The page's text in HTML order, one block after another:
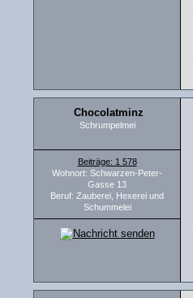
Chocolatminz
Schrumpelmei
Beiträge: 1 578
Wohnort: Schwarzen-Peter-
Gasse 13
Beruf: Zauberei, Hexerei und
Schummelei